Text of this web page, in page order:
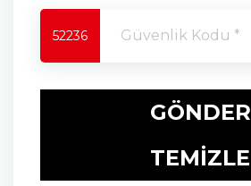
52236
GÖNDER
TEMİZLE